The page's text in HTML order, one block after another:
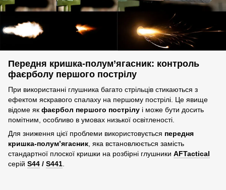
Передня кришка-полум’ягасник: контроль
фаєрболу першого пострілу
При використанні глушника багато стрільців стикаються з
ефектом яскравого спалаху на першому пострілі. Це явище
відоме як фаєрбол першого пострілу і може бути досить
помітним, особливо в умовах низької освітленості.
Для зниження цієї проблеми використовується передня
кришка-полум’ягасник , яка встановлюється замість
стандартної плоскої кришки на розбірні глушники AFTactical
серій S44 / S441